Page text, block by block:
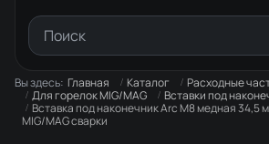
Вы здесь: Главная Каталог
Расходные
Для горелок MIG/MAG
Вставки под
Вставка под наконечник Arc М8 медная 34,5
MIG/MAG сварки